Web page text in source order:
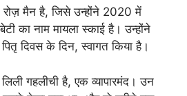
रोज़ मैन है, जिसे उन्होंने 2020 में
का नाम मायला स्काई है। उन्होंने
दिवस के दिन, स्वागत किया है।
गहलीची है, एक व्यापारमंद। उन